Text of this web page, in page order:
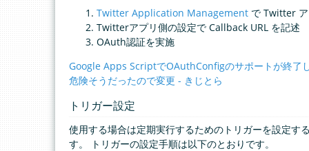
Twitter Application Management で Twitter
Twitterアプリ側の設定で Callback URL を記述
OAuth認証を実施
Google Apps ScriptでOAuthConfigのサポートが終了
危険そうだったので変更 - きじとら
トリガー設定
使用する場合は定期実行するためのトリガーを設定す
す。 トリガーの設定手順は以下のとおりです。